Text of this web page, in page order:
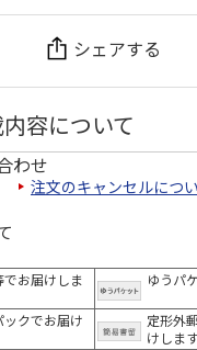
シェアする
容について
わせ
注文のキャンセルにつ
でお届けしま
ゆうパ
クでお届け
定形外
けしま